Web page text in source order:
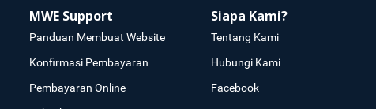
MWE Support
Panduan Membuat Website
Konfirmasi Pembayaran
Pembayaran Online
Siapa Kami?
Tentang Kami
Hubungi Kami
Facebook